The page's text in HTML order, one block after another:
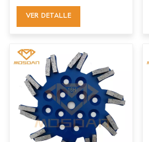
barras troyanas
VER DETALLE